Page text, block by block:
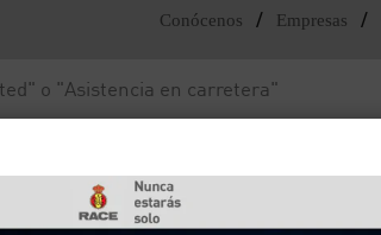
Conócenos / Empresas /